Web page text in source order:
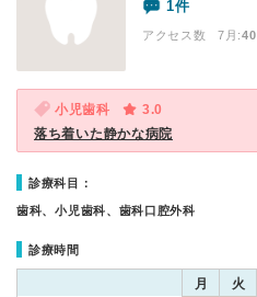
1件
アクセス数 7月:40
小児歯科
3.0
落ち着いた静かな病院
診療科目：
歯科、小児歯科、歯科口腔外科
診療時間
月 火